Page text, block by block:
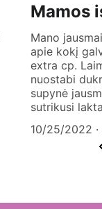
Mamos
Mano
apie kokį
extra cp.
nuostabi
supynė
sutrikusi
10/25/2022